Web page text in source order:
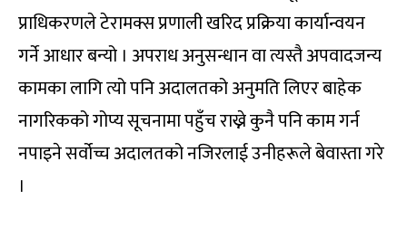
प्राधिकरणले टेरामक्स प्रणाली खरिद प्रक्रिया कार्यान्वयन
गर्ने आधार बन्यो । अपराध अनुसन्धान वा त्यस्तै अपवादजन्य
कामका लागि त्यो पनि अदालतको अनुमति लिएर बाहेक
नागरिकको गोप्य सूचनामा पहुँच राख्ने कुनै पनि काम गर्न
नपाइने सर्वोच्च अदालतको नजिरलाई उनीहरूले बेवास्ता गरे
।